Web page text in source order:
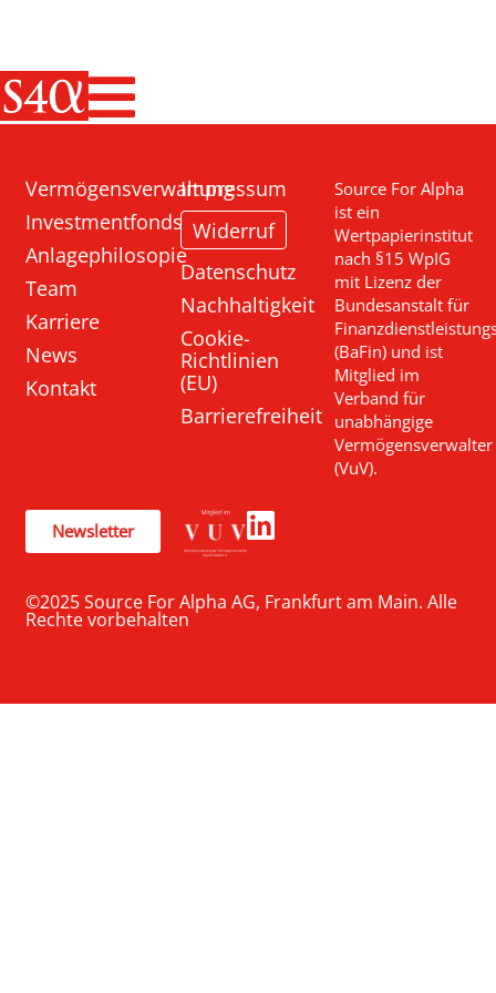
Haupt-
Vermögensverwaltung
Investmentfonds
Anlagephilosopie
Team
Karriere
News
Kontakt
Impressum
Widerruf
Datenschutz
Nachhaltigkeit
Cookie-
Richtlinien
(EU)
Barrierefreiheit
Source For Alpha
ist ein
Wertpapierinstitut
nach §15 WpIG
mit Lizenz der
Bundesanstalt für
(BaFin) und ist
Mitglied im
Verband für
unabhängige
Vermögensverwalter
(VuV).
Newsletter
©2025 Source For Alpha AG, Frankfurt am Main. Alle
Rechte vorbehalten